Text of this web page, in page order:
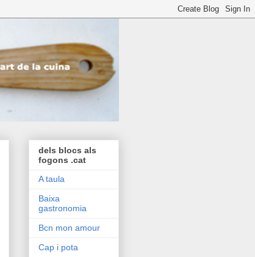
dels blocs als
fogons .cat
A taula
Baixa
gastronomia
Bcn mon amour
Cap i pota